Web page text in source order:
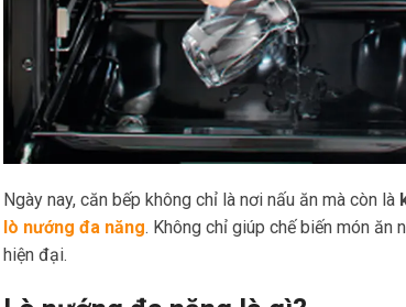
Ngày nay, căn bếp không chỉ là nơi nấu ăn mà còn là
lò nướng đa năng. Không chỉ giúp chế biến món ăn
hiện đại.